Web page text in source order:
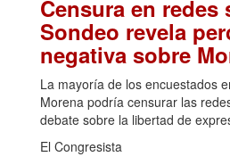
Censura en redes
Sondeo revela
negativa sobre
La mayoría de los encuestados
Morena podría censurar las
debate sobre la libertad de
El Congresista